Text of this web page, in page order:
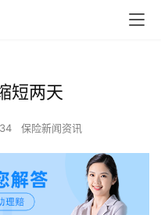
短两天
保险新闻资讯